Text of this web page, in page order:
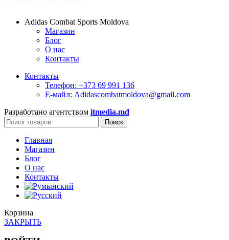
Adidas Combat Sports Moldova
Магазин
Блог
О нас
Контакты
Контакты
Телефон: +373 69 991 136
Е-майл: Adidascombatmoldova@gmail.com
Разработано агентством itmedia.md
Поиск
Главная
Магазин
Блог
О нас
Контакты
Корзина
ЗАКРЫТЬ